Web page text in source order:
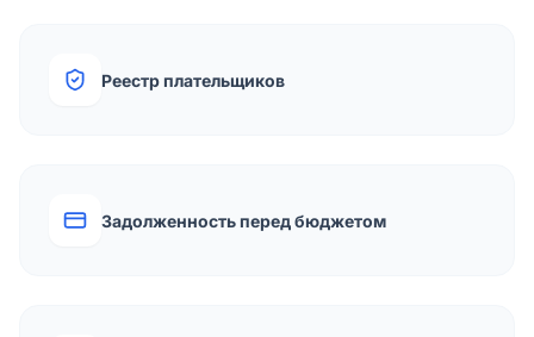
Реестр плательщиков
Задолженность перед бюджетом